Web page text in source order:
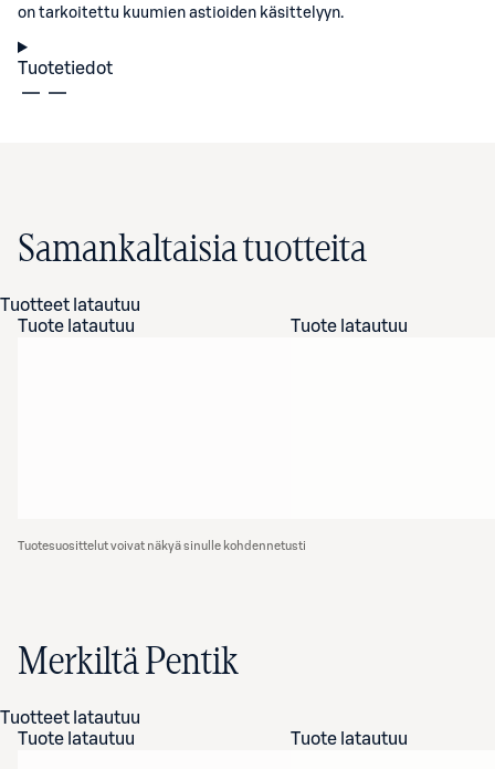
on tarkoitettu kuumien astioiden käsittelyyn.
Tuotetiedot
Samankaltaisia tuotteita
Tuotteet latautuu
Tuote latautuu
Tuote latautuu
Tuotesuosittelut voivat näkyä sinulle kohdennetusti
Merkiltä Pentik
Tuotteet latautuu
Tuote latautuu
Tuote latautuu